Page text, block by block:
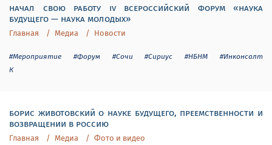
начал свою работу iv всероссийский форум «наука
будущего — наука молодых»
Главная Медиа Новости
#Мероприятие #Форум #Сочи #Сириус #НБНМ
#Инконсалт
К
борис животовский о науке будущего, преемственности и
возвращении в россию
Главная Медиа
Фото и видео